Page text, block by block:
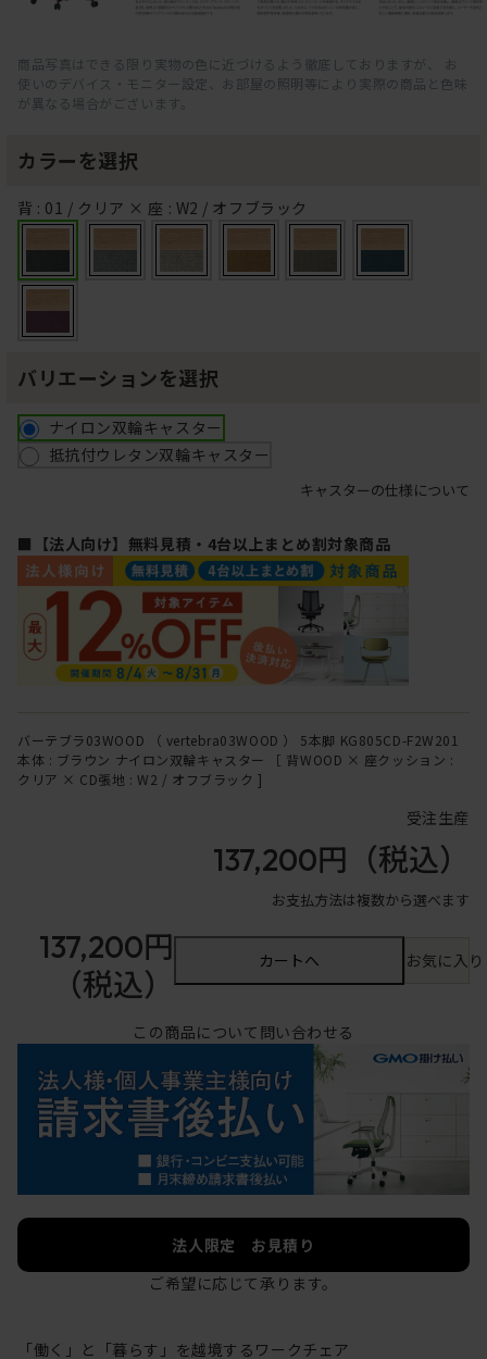
商品写真はできる限り実物の色に近づけるよう徹底しておりますが、 お
使いのデバイス・モニター設定、お部屋の照明等により実際の商品と色味
が異なる場合がございます。
カラーを選択
背 : 01 / クリア × 座 : W2 / オフブラック
バリエーションを選択
ナイロン双輪キャスター
抵抗付ウレタン双輪キャスター
キャスターの仕様について
■【法人向け】無料見積・4台以上まとめ割対象商品
バーテブラ03WOOD （ vertebra03WOOD ） 5本脚 KG805CD-F2W201
本体 : ブラウン ナイロン双輪キャスター ［ 背WOOD × 座クッション :
クリア × CD張地 : W2 / オフブラック ]
受注生産
137,200円 （税込）
お支払方法は複数から選べます
137,200円
（税込）
カートへ お気に入
この商品について問い合わせる
法人限定 お見積り
ご希望に応じて承ります。
「働く」と「暮らす」を越境するワークチェア